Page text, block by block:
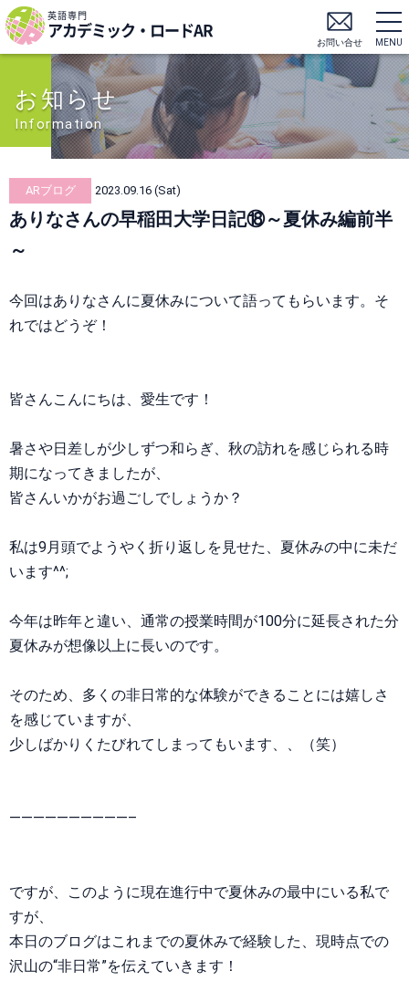
英語専門
アカデミック・ロードAR
お問い合せ MENU
お知らせ
Information
ARブログ 2023.09.16 (Sat)
ありなさんの早稲田大学日記⑱～夏休み編前半
～
今回はありなさんに夏休みについて語ってもらいます。そ
れではどうぞ！
皆さんこんにちは、愛生です！
暑さや日差しが少しずつ和らぎ、秋の訪れを感じられる時
期になってきましたが、
皆さんいかがお過ごしでしょうか？
私は9月頭でようやく折り返しを見せた、夏休みの中に未だ
います^^;
今年は昨年と違い、通常の授業時間が100分に延長された分
夏休みが想像以上に長いのです。
そのため、多くの非日常的な体験ができることには嬉しさ
を感じていますが、
少しばかりくたびれてしまってもいます、、（笑）
——————————–
ですが、このように現在進行中で夏休みの最中にいる私で
すが、
本日のブログはこれまでの夏休みで経験した、現時点での
沢山の“非日常”を伝えていきます！